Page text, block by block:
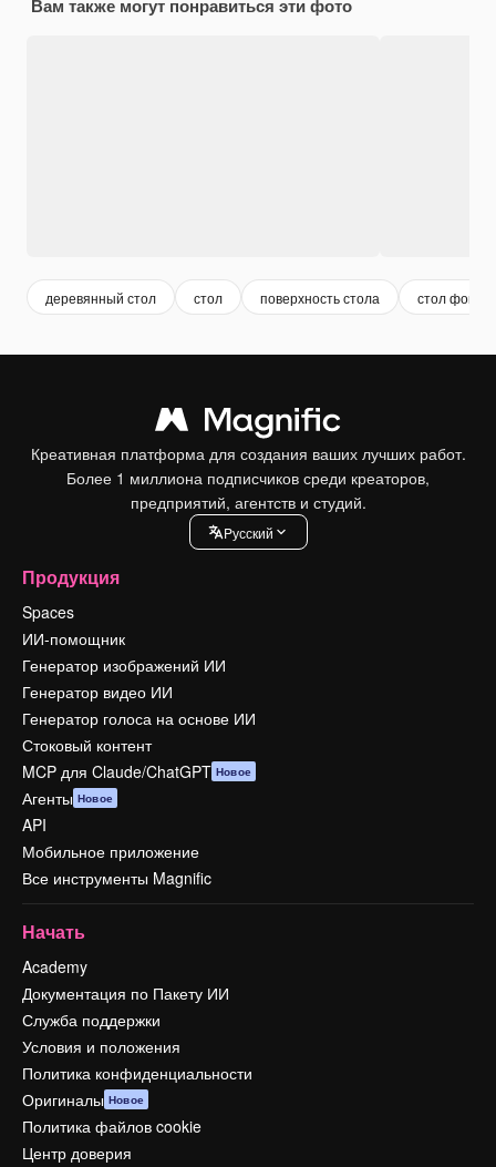
Вам также могут понравиться эти фото
деревянный стол стол поверхность стола стол фон
Креативная платформа для создания ваших лучших работ.
Более 1 миллиона подписчиков среди креаторов,
предприятий, агентств и студий.
Pусский
Продукция
Spaces
ИИ-помощник
Генератор изображений ИИ
Генератор видео ИИ
Генератор голоса на основе ИИ
Стоковый контент
MCP для Claude/ChatGPT Новое
Агенты Новое
API
Мобильное приложение
Все инструменты Magnific
Начать
Academy
Документация по Пакету ИИ
Служба поддержки
Условия и положения
Политика конфиденциальности
Оригиналы Новое
Политика файлов cookie
Центр доверия